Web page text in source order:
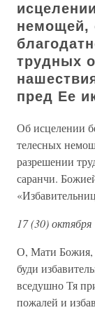
немощей,
трудных
пред Ее
Об исцелении
телесных
разрешении
саранчи.
17 (30) октября
О, Мати Божия,
буди
вседушно Тя
пожалей и